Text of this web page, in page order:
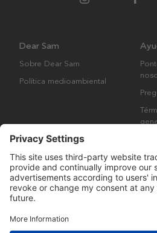
Dear Sam
Sobre Dear Sam
Política medioambiental
Derechos de autor © Many Brands